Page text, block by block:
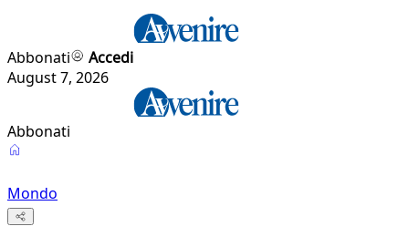
Abbonati
Accedi
August 7, 2026
Abbonati
Mondo